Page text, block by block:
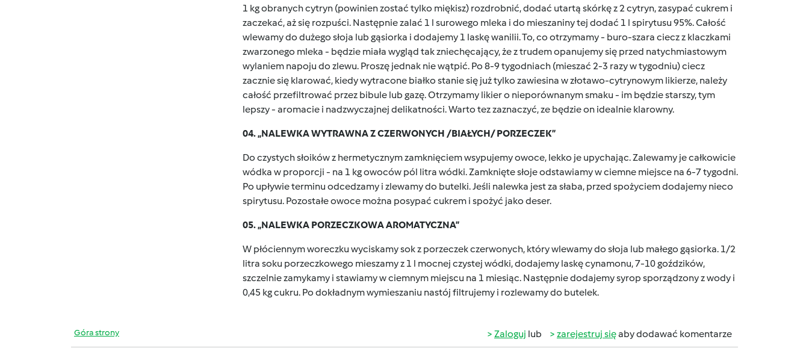
1 kg obranych cytryn (powinien zostać tylko miękisz) rozdrobnić, dodać utartą skórkę z 2 cytryn, zasypać cukrem i
zaczekać, aż się rozpuści. Następnie zalać 1 l surowego mleka i do mieszaniny tej dodać 1 l spirytusu 95%. Całość
wlewamy do dużego słoja lub gąsiorka i dodajemy 1 laskę wanilii. To, co otrzymamy - buro-szara ciecz z klaczkami
zwarzonego mleka - będzie miała wygląd tak zniechęcający, że z trudem opanujemy się przed natychmiastowym
wylaniem napoju do zlewu. Proszę jednak nie wątpić. Po 8-9 tygodniach (mieszać 2-3 razy w tygodniu) ciecz
zacznie się klarować, kiedy wytracone białko stanie się już tylko zawiesina w złotawo-cytrynowym likierze, należy
całość przefiltrować przez bibule lub gazę. Otrzymamy likier o nieporównanym smaku - im będzie starszy, tym
lepszy - aromacie i nadzwyczajnej delikatności. Warto tez zaznaczyć, ze będzie on idealnie klarowny.
04. „NALEWKA WYTRAWNA Z CZERWONYCH /BIAŁYCH/ PORZECZEK”
Do czystych słoików z hermetycznym zamknięciem wsypujemy owoce, lekko je upychając. Zalewamy je całkowicie
wódka w proporcji - na 1 kg owoców pól litra wódki. Zamknięte słoje odstawiamy w ciemne miejsce na 6-7 tygodni.
Po upływie terminu odcedzamy i zlewamy do butelki. Jeśli nalewka jest za słaba, przed spożyciem dodajemy nieco
spirytusu. Pozostałe owoce można posypać cukrem i spożyć jako deser.
05. „NALEWKA PORZECZKOWA AROMATYCZNA”
W płóciennym woreczku wyciskamy sok z porzeczek czerwonych, który wlewamy do słoja lub małego gąsiorka. 1/2
litra soku porzeczkowego mieszamy z 1 l mocnej czystej wódki, dodajemy laskę cynamonu, 7-10 goździków,
szczelnie zamykamy i stawiamy w ciemnym miejscu na 1 miesiąc. Następnie dodajemy syrop sporządzony z wody i
0,45 kg cukru. Po dokładnym wymieszaniu nastój filtrujemy i rozlewamy do butelek.
Góra strony Zaloguj lub zarejestruj sięaby dodawać komentarze